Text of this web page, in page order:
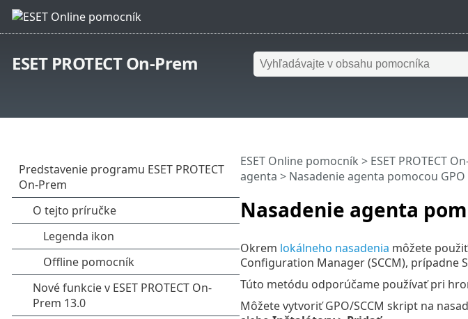
ESET PROTECT On-Prem
Nasadenie agenta
ESET Online pomocník > ESET PROTECT
agenta > Nasadenie agenta pomocou GPO
Okrem lokálneho nasadenia môžete
Configuration Manager (SCCM), prípadne
Túto metódu odporúčame používať pri
Môžete vytvoriť GPO/SCCM skript na